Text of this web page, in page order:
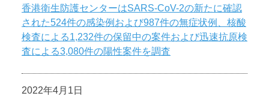
香港衛生防護センターはSARS-CoV-2の新たに確認
された524件の感染例および987件の無症状例、核酸
検査による1,232件の保留中の案件および迅速抗原検
査による3,080件の陽性案件を調査
2022年4月1日